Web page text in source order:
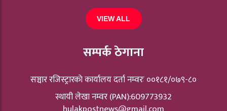
VIEW ALL
सम्पर्क ठेगाना
सञ्चार रजिस्ट्रारकाे कार्यालय दर्ता नम्वरः ००१८१/०७९-८०
स्थायी लेखा नम्वर (PAN):609773932